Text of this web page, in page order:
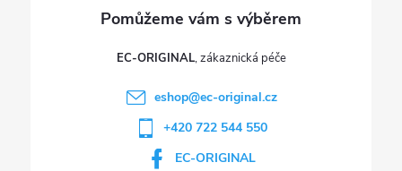
EC-ORIGINAL
eshop@ec-original.cz
+420 722 544 550
EC-ORIGINAL